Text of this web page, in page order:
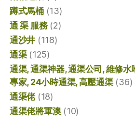
蹲式馬桶(13)
通 渠 服務(2)
通沙井 (118)
通渠(125)
通渠, 通渠神器, 通渠公司, 維修
專家, 24小時通渠, 高壓通渠(36)
通渠佬(18)
通渠佬將軍澳(10)